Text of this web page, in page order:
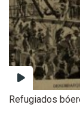
Refugiados